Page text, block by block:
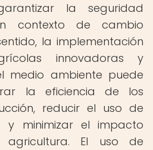
la seguridad
contexto de cambio
la implementación
innovadoras y
medio ambiente puede
la eficiencia de los
reducir el uso de
y minimizar el impacto
El uso de